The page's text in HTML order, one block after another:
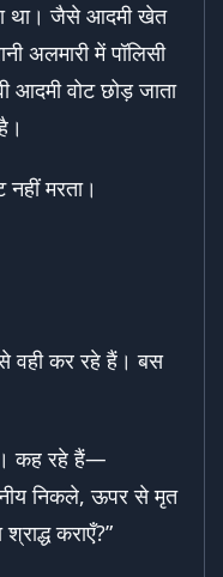
था। जैसे आदमी खेत
अलमारी में पॉलिसी
आदमी वोट छोड़ जाता
मरता।
वही कर रहे हैं। बस
कह रहे हैं—
निकले, ऊपर से मृत
कराएँ?”